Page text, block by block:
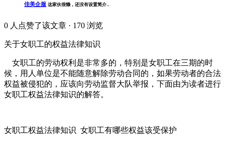
佳美企服 这家伙很懒，还没有设置简介...
0 人点赞了该文章 · 170 浏览
关于女职工的权益法律知识
女职工的劳动权利是非常多的，特别是女职工在三期的时
候，用人单位是不能随意解除劳动合同的，如果劳动者的合法
权益被侵犯的，应该向劳动监督大队举报，下面由为读者进行
女职工权益法律知识的解答。
女职工权益法律知识 女职工有哪些权益该受保护